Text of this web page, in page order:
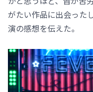
がたい作品に出会った
演の感想を伝えた。